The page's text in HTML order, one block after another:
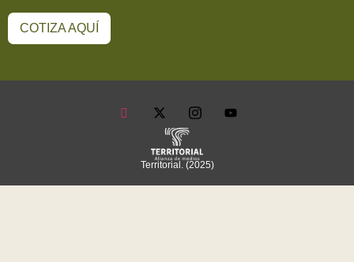
COTIZA AQUÍ
Territorial. (2025)